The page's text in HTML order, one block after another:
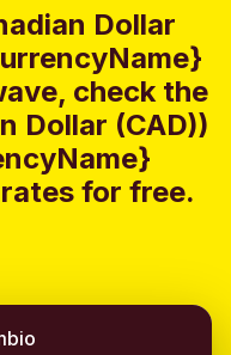
Dollar
check the
Dollar (CAD))
for free.